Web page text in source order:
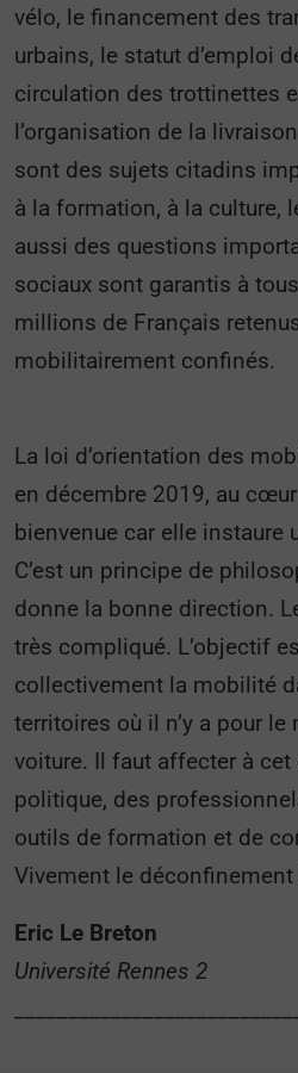
vélo, le financement des
urbains, le statut d’emploi
circulation des trottinettes
l’organisation de la
sont des sujets citadins
à la formation, à la culture,
aussi des questions
sociaux sont garantis à
millions de Français
mobilitairement confinés.
La loi d’orientation des
en décembre 2019, au
bienvenue car elle instaure
C’est un principe de
donne la bonne direction.
très compliqué. L’objectif
collectivement la mobilité
territoires où il n’y a pour le
voiture. Il faut affecter à
politique, des
outils de formation et de
Vivement le déconfinement
Eric Le Breton
Université Rennes 2